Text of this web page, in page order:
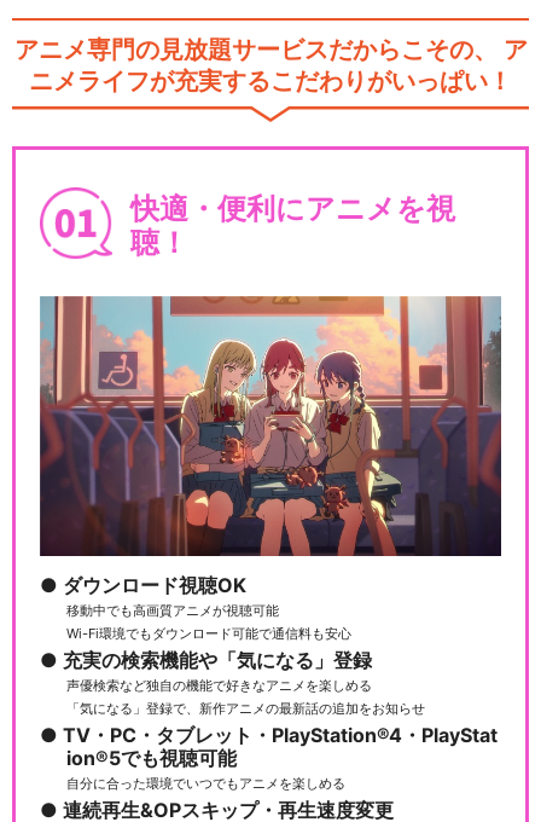
アニメ専門の見放題サービスだからこその、
ア
ニメライフが充実するこだわりがいっぱい！
快適・便利にアニメを視
聴！
ダウンロード視聴OK
移動中でも高画質アニメが視聴可能
Wi-Fi環境でもダウンロード可能で通信料も安心
充実の検索機能や「気になる」登録
声優検索など独自の機能で好きなアニメを楽しめる
「気になる」登録で、新作アニメの最新話の追加をお知らせ
TV・PC・タブレット・PlayStation®4・PlayStat
ion®5でも視聴可能
自分に合った環境でいつでもアニメを楽しめる
連続再生&OPスキップ・再生速度変更